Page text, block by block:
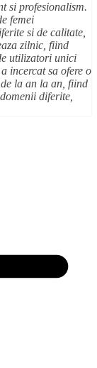
si profesionalism.
femei
si de calitate,
zilnic, fiind
utilizatori unici
incercat sa ofere o
la an la an, fiind
diferite,